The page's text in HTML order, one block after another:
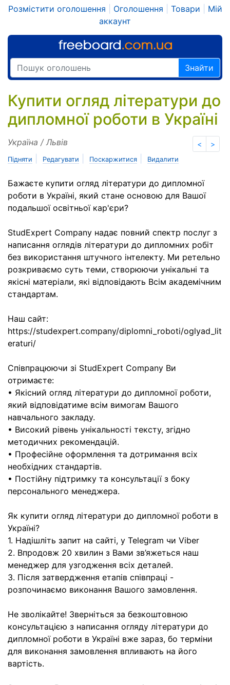
Розмістити оголошення Оголошення Товари
Мій
аккаунт
Знайти
Купити огляд літератури до
дипломної роботи в Україні
< >
Україна / Львів
Підняти Редагувати Поскаржитися Видалити
Бажаєте купити огляд літератури до дипломної
роботи в Україні, який стане основою для Вашої
подальшої освітньої кар'єри?
StudExpert Company надає повний спектр послуг з
написання оглядів літератури до дипломних робіт
без використання штучного інтелекту. Ми ретельно
розкриваємо суть теми, створюючи унікальні та
якісні матеріали, які відповідають Всім академічним
стандартам.
Наш сайт:
https://studexpert.company/diplomni_roboti/oglyad_lit
eraturi/
Співпрацюючи зі StudExpert Company Ви
отримаєте:
• Якісний огляд літератури до дипломної роботи,
який відповідатиме всім вимогам Вашого
навчального закладу.
• Високий рівень унікальності тексту, згідно
методичних рекомендацій.
• Професійне оформлення та дотримання всіх
необхідних стандартів.
• Постійну підтримку та консультації з боку
персонального менеджера.
Як купити огляд літератури до дипломної роботи в
Україні?
1. Надішліть запит на сайті, у Telegram чи Viber
2. Впродовж 20 хвилин з Вами зв’яжеться наш
менеджер для узгодження всіх деталей.
3. Після затвердження етапів співпраці -
розпочинаємо виконання Вашого замовлення.
Не зволікайте! Зверніться за безкоштовною
консультацією з написання огляду літератури до
дипломної роботи в Україні вже зараз, бо терміни
для виконання замовлення впливають на його
вартість.